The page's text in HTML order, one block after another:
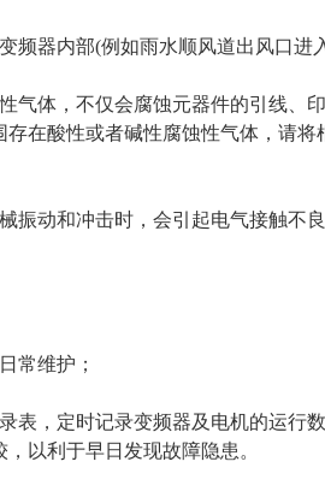
器内部(例如雨水顺风道出风口进
体，不仅会腐蚀元器件的引线、
在酸性或者碱性腐蚀性气体，请
动和冲击时，会引起电气接触不
常维护；
，定时记录变频器及电机的运行
以利于早日发现故障隐患。